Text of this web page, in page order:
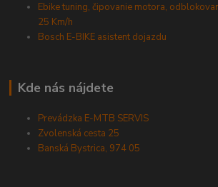
Ebike tuning, čipovanie motora,
25 Km/h
Bosch E-BIKE asistent dojazdu
Kde nás nájdete
Prevádzka E-MTB SERVIS
Zvolenská cesta 25
Banská Bystrica, 974 05